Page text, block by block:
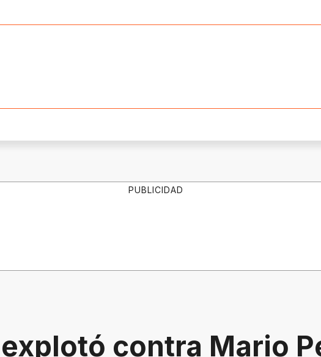
PUBLICIDAD
contra Mario